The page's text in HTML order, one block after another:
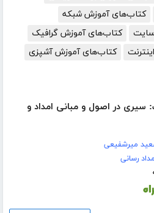
کتاب‌های آموزش شبکه
کتاب‌های آموزش گرافیک
کتاب‌های آموزش آشپزی
سیری در اصول و مبانی امداد و
میرشفیعی
رسانی